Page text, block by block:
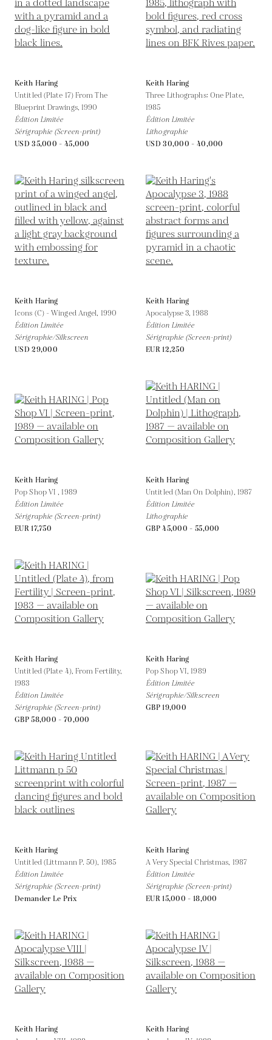
Keith Haring
Untitled (Plate 17) From The
Blueprint Drawings, 1990
Édition Limitée
Sérigraphie (Screen-print)
USD 35,000 - 45,000
Keith Haring
Three Lithographs: One Plate,
1985
Édition Limitée
Lithographie
USD 30,000 - 40,000
Keith Haring
Icons (C) - Winged Angel, 1990
Édition Limitée
Sérigraphie/Silkscreen
USD 29,000
Keith Haring
Apocalypse 3,1988
Édition Limitée
Sérigraphie (Screen-print)
EUR 12,250
Keith Haring
Pop Shop VI ,1989
Édition Limitée
Sérigraphie (Screen-print)
EUR 17,750
Keith Haring
Untitled (Man On Dolphin), 1987
Édition Limitée
Lithographie
GBP 45,000 - 55,000
Keith Haring
Untitled (Plate 4), From Fertility,
1983
Édition Limitée
Sérigraphie (Screen-print)
GBP 58,000 - 70,000
Keith Haring
Pop Shop VI,1989
Édition Limitée
Sérigraphie/Silkscreen
GBP 19,000
Keith Haring
Untitled (Littmann P. 50), 1985
Édition Limitée
Sérigraphie (Screen-print)
Demander Le Prix
Keith Haring
A Very Special Christmas, 1987
Édition Limitée
Sérigraphie (Screen-print)
EUR 15,000 - 18,000
Keith Haring
Keith Haring